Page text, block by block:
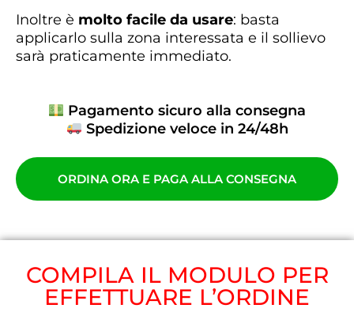
Inoltre è molto facile da usare: basta
applicarlo sulla zona interessata e il sollievo
sarà praticamente immediato.
Pagamento sicuro alla consegna
Spedizione veloce in 24/48h
ORDINA ORA E PAGA ALLA CONSEGNA
COMPILA IL MODULO PER
EFFETTUARE L’ORDINE